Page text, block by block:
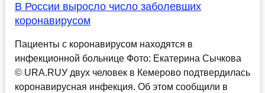
В России выросло число заболевших
коронавирусом
Пациенты с коронавирусом находятся в
инфекционной больнице Фото: Екатерина Сычкова
© URA.RUУ двух человек в Кемерово подтвердилась
коронавирусная инфекция. Об этом сообщили в